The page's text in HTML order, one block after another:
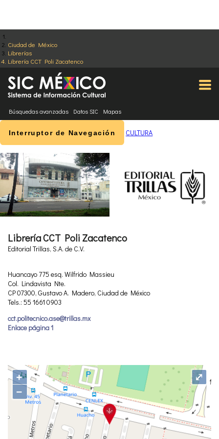
Ciudad de México
Librerías
Librería CCT Poli Zacatenco
Búsquedas avanzadas Datos SIC Mapas
Interruptor de Navegación CULTURA
Librería CCT Poli Zacatenco
Editorial Trillas, S.A. de C.V.
Huancayo 775 esq. Wilfrido Massieu
Col. Lindavista Nte.
CP 07300, Gustavo A. Madero, Ciudad de México
Tels.: 55 1661 0903
cct.politecnico.ase@trillas.mx
Enlace página 1
+
−
⤢